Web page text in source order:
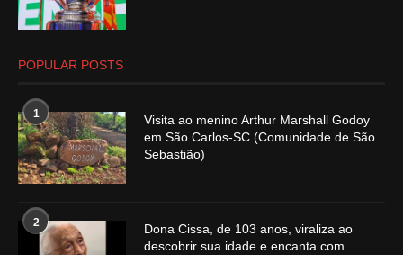
POPULAR POSTS
1
Visita ao menino Arthur Marshall Godoy
em São Carlos-SC (Comunidade de São
Sebastião)
2
Dona Cissa, de 103 anos, viraliza ao
descobrir sua idade e encanta com